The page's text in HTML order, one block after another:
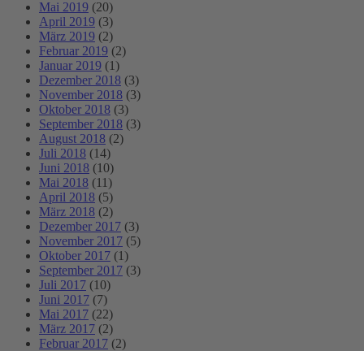
Mai 2019 (20)
April 2019 (3)
März 2019 (2)
Februar 2019 (2)
Januar 2019 (1)
Dezember 2018 (3)
November 2018 (3)
Oktober 2018 (3)
September 2018 (3)
August 2018 (2)
Juli 2018 (14)
Juni 2018 (10)
Mai 2018 (11)
April 2018 (5)
März 2018 (2)
Dezember 2017 (3)
November 2017 (5)
Oktober 2017 (1)
September 2017 (3)
Juli 2017 (10)
Juni 2017 (7)
Mai 2017 (22)
März 2017 (2)
Februar 2017 (2)